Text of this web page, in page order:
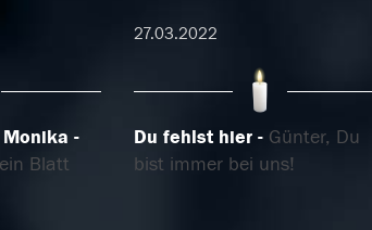
27.03.2022
Monika
Blatt
Du fehlst hier
Günter, Du
bist immer bei uns!